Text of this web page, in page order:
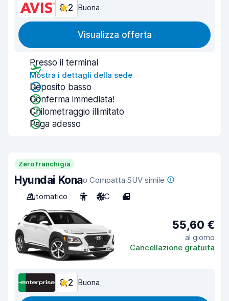
8,2 Buona
Visualizza offerta
Presso il terminal
Mostra i dettagli della sede
Deposito basso
Conferma immediata!
Chilometraggio illimitato
Paga adesso
Zero franchigia
Hyundai Konao Compatta SUV simile
Automatico
5 A/C 4
55,60 €
al giorno
Cancellazione gratuita
8,2 Buona